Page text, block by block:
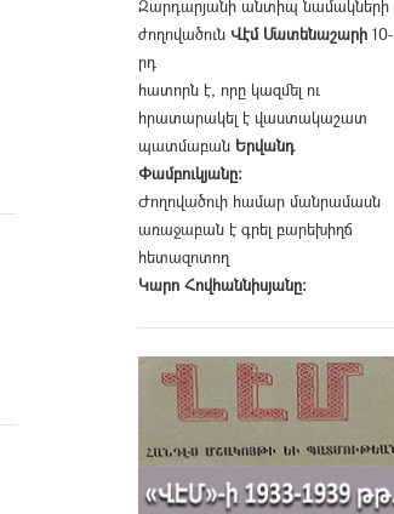
Զարդարյանի անտիպ նամակների
ժողովածուն Վէմ Մատենաշարի 10-
րդ
հատորն է, որը կազմել ու
հրատարակել է վաստակաշատ
պատմաբան Երվանդ
Փամբուկյանը։
Ժողովածուի համար մանրամասն
առաջաբան է գրել բարեխիղճ
հետազոտող
Կարո Հովհաննիսյանը։